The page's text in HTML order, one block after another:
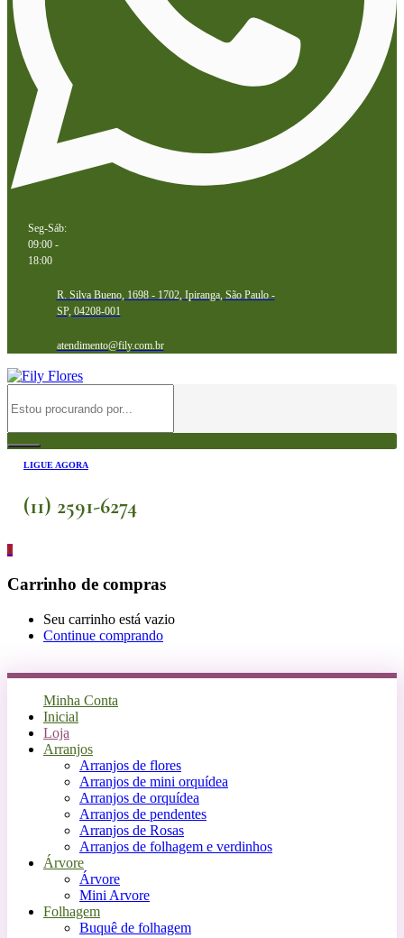
Seg-Sáb:
09:00 -
18:00
R. Silva Bueno, 1698 - 1702, Ipiranga, São Paulo -
SP, 04208-001
atendimento@fily.com.br
LIGUE AGORA
(11) 2591-6274
0
Carrinho de compras
Seu carrinho está vazio
Continue comprando
Minha Conta
Inicial
Loja
Arranjos
Arranjos de flores
Arranjos de mini orquídea
Arranjos de orquídea
Arranjos de pendentes
Arranjos de Rosas
Arranjos de folhagem e verdinhos
Árvore
Árvore
Mini Arvore
Folhagem
Buquê de folhagem